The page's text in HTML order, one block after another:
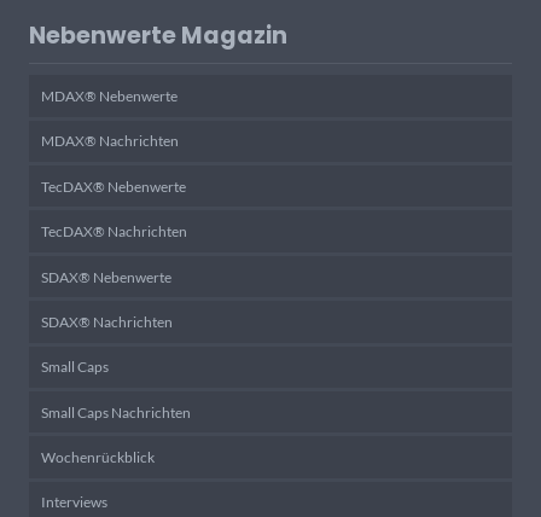
Nebenwerte Magazin
MDAX® Nebenwerte
MDAX® Nachrichten
TecDAX® Nebenwerte
TecDAX® Nachrichten
SDAX® Nebenwerte
SDAX® Nachrichten
Small Caps
Small Caps Nachrichten
Wochenrückblick
Interviews